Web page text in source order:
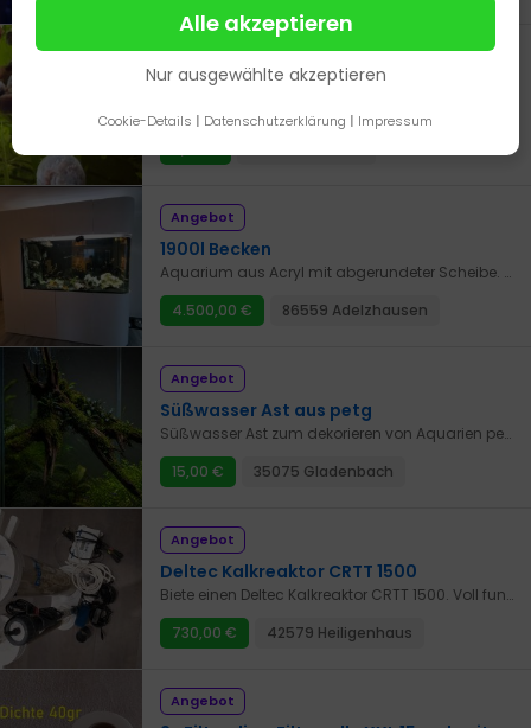
Alle akzeptieren
Nur ausgewählte akzeptieren
Cookie-Details | Datenschutzerklärung | Impressum
Angebot
Angebot
1900l Becken
Aquarium aus Acryl mit abgerundeter Scheibe. 1900x1000x1000 zusätzlich noch der Schrank. Es war ein Schildkrötenbecken, daher im Schrank noch der Landteil mit Wärmelampe. Technik, Filterbecken alles mit dabei. Neupreis 21.500€ mit Rechnung. Aufgestellt wurde es 2020.
4.500,00 €
86559 Adelzhausen
Angebot
Süßwasser Ast aus petg
Süßwasser Ast zum dekorieren von Aquarien perfekt für Moose oder bucephalaandra zzgl. Versand Magnete inklusive
15,00 €
35075 Gladenbach
Angebot
Deltec Kalkreaktor CRTT 1500
Biete einen Deltec Kalkreaktor CRTT 1500. Voll funktionsfähig, alles dabei zum sofortigen loslegen. Viel Füllmaterial Korallenbruch und von ARM. 2x 2Kg co2 Flaschen eine voll und eine 1/3. Mit Manometer. Mit Nachtabsenkung, Pumpe Neu Kein Versand Nur Abholung in 42579 Heiligenhaus
730,00 €
42579 Heiligenhaus
Angebot